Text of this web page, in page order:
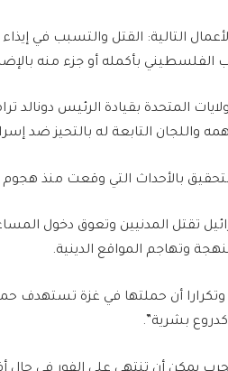
التالية: القتل والتسبب في
بأكمله أو جزء منه
المتحدة بقيادة الرئيس
واللجان التابعة له بالتحيز ضد
بالأحداث التي وقعت منذ هجوم حركة
تقتل المدنيين وتعوق دخول
وتهاجم المواقع الدينية.
وتكرارا أن حملتها في غزة
بشرية”.